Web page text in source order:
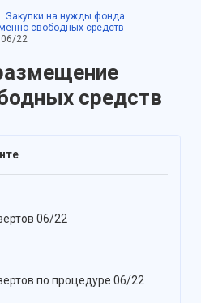
Закупки на нужды фонда
свободных средств
06/22
средств
06/22
по процедуре 06/22